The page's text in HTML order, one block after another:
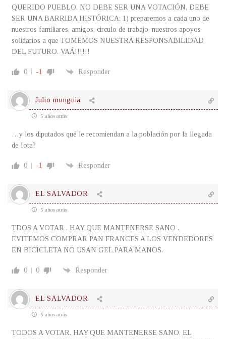
QUERIDO PUEBLO, NO DEBE SER UNA VOTACIÓN, DEBE
SER UNA BARRIDA HISTÓRICA: 1) preparemos a cada uno de
nuestros familiares, amigos, circulo de trabajo, nuestros apoyos
solidarios a que TOMEMOS NUESTRA RESPONSABILIDAD
DEL FUTURO. VAÁ!!!!!!
0 -1 Responder
Julio munguia
5 años atrás
…y los diputados qué le recomiendan a la población por la llegada
de Iota?
0 -1 Responder
EL SALVADOR
5 años atrás
TDOS A VOTAR . HAY QUE MANTENERSE SANO .
EVITEMOS COMPRAR PAN FRANCES A LOS VENDEDORES
EN BICICLETA NO USAN GEL PARA MANOS.
0 0 Responder
EL SALVADOR
5 años atrás
TODOS A VOTAR. HAY QUE MANTENERSE SANO. EL